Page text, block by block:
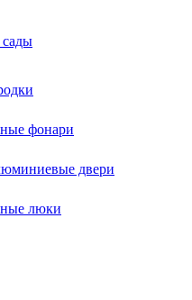
фонари
двери
люки